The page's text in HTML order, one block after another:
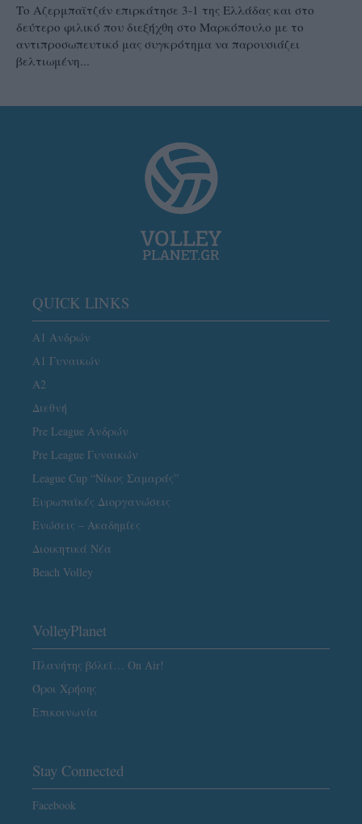
Το Αζερμπαϊτζάν επιρκάτησε 3-1 της Ελλάδας και στο
δεύτερο φιλικό που διεξήχθη στο Μαρκόπουλο με το
αντιπροσωπευτικό μας συγκρότημα να παρουσιάζει
βελτιωμένη...
QUICK LINKS
Α1 Ανδρών
Α1 Γυναικών
A2
Διεθνή
Pre League Ανδρών
Pre League Γυναικών
League Cup “Νίκος Σαμαράς”
Ευρωπαϊκές Διοργανώσεις
Ενώσεις – Ακαδημίες
Διοικητικά Νέα
Beach Volley
VolleyPlanet
Πλανήτης βόλεϊ… On Air!
Όροι Χρήσης
Επικοινωνία
Stay Connected
Facebook